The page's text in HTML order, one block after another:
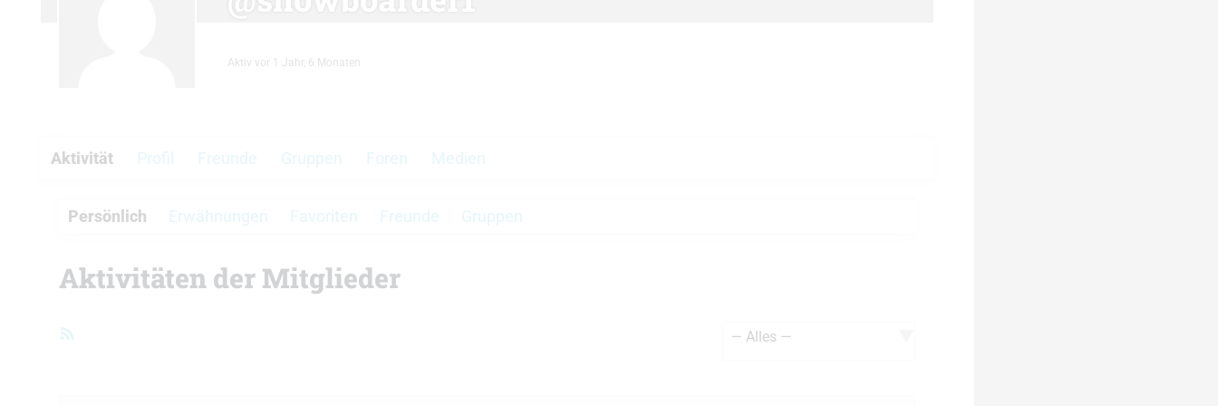
Aktiv vor 1 Jahr, 6 Monaten
Aktivität Profil Freunde Gruppen Foren Medien
Persönlich Erwähnungen Favoriten Freunde Gruppen
Aktivitäten der Mitglieder